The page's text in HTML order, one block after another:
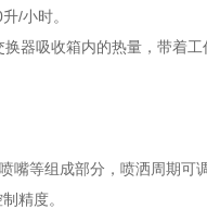
/小时。
器吸收箱内的热量，带着
嘴等组成部分，喷洒周期可调
精度。